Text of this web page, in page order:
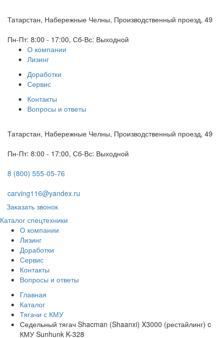
Татарстан, Набережные Челны, Производственный проезд, 49
Пн-Пт: 8:00 - 17:00, Сб-Вс: Выходной
О компании
Лизинг
Доработки
Сервис
Контакты
Вопросы и ответы
Татарстан, Набережные Челны, Производственный проезд, 49
Пн-Пт: 8:00 - 17:00, Сб-Вс: Выходной
8 (800) 555-05-76
carving116@yandex.ru
Заказать звонок
Каталог спецтехники
О компании
Лизинг
Доработки
Сервис
Контакты
Вопросы и ответы
Главная
Каталог
Тягачи с КМУ
Седельный тягач Shacman (Shaanxi) X3000 (рестайлинг) c
КМУ Sunhunk K-328